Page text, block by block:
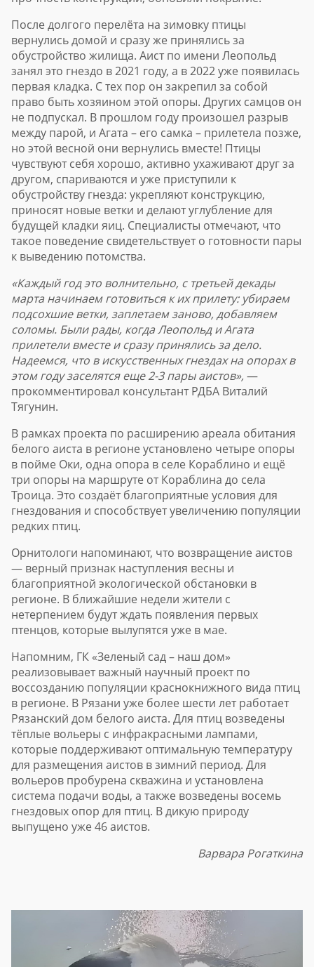
После долгого перелёта на зимовку птицы
вернулись домой и сразу же принялись за
обустройство жилища. Аист по имени Леопольд
занял это гнездо в 2021 году, а в 2022 уже появилась
первая кладка. С тех пор он закрепил за собой
право быть хозяином этой опоры. Других самцов он
не подпускал. В прошлом году произошел разрыв
между парой, и Агата – его самка – прилетела позже,
но этой весной они вернулись вместе! Птицы
чувствуют себя хорошо, активно ухаживают друг за
другом, спариваются и уже приступили к
обустройству гнезда: укрепляют конструкцию,
приносят новые ветки и делают углубление для
будущей кладки яиц. Специалисты отмечают, что
такое поведение свидетельствует о готовности пары
к выведению потомства.
«Каждый год это волнительно, с третьей декады
марта начинаем готовиться к их прилету: убираем
подсохшие ветки, заплетаем заново, добавляем
соломы. Были рады, когда Леопольд и Агата
прилетели вместе и сразу принялись за дело.
Надеемся, что в искусственных гнездах на опорах в
этом году заселятся еще 2-3 пары аистов», —
прокомментировал консультант РДБА Виталий
Тягунин.
В рамках проекта по расширению ареала обитания
белого аиста в регионе установлено четыре опоры
в пойме Оки, одна опора в селе Кораблино и ещё
три опоры на маршруте от Кораблина до села
Троица. Это создаёт благоприятные условия для
гнездования и способствует увеличению популяции
редких птиц.
Орнитологи напоминают, что возвращение аистов
— верный признак наступления весны и
благоприятной экологической обстановки в
регионе. В ближайшие недели жители с
нетерпением будут ждать появления первых
птенцов, которые вылупятся уже в мае.
Напомним, ГК «Зеленый сад – наш дом»
реализовывает важный научный проект по
воссозданию популяции краснокнижного вида птиц
в регионе. В Рязани уже более шести лет работает
Рязанский дом белого аиста. Для птиц возведены
тёплые вольеры с инфракрасными лампами,
которые поддерживают оптимальную температуру
для размещения аистов в зимний период. Для
вольеров пробурена скважина и установлена
система подачи воды, а также возведены восемь
гнездовых опор для птиц. В дикую природу
выпущено уже 46 аистов.
Варвара Рогаткина